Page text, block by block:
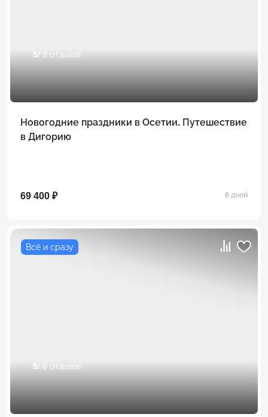
5/ 9 отзывов
Новогодние праздники в Осетии. Путешествие
в Дигорию
69 400 ₽ 6 дней
Всё и сразу
5/ 6 отзывов